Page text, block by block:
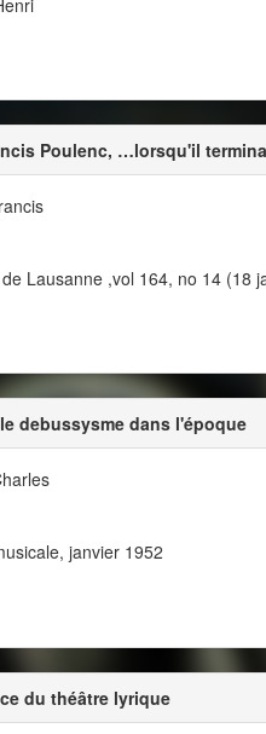
Poulenc, …lorsqu'il
Lausanne ,vol 164, no 14 (18
debussysme dans l'époque
janvier 1952
du théâtre lyrique